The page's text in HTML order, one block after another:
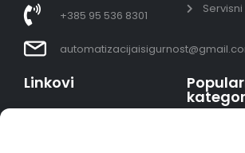
+385 95 536 8301
Linkovi
Video